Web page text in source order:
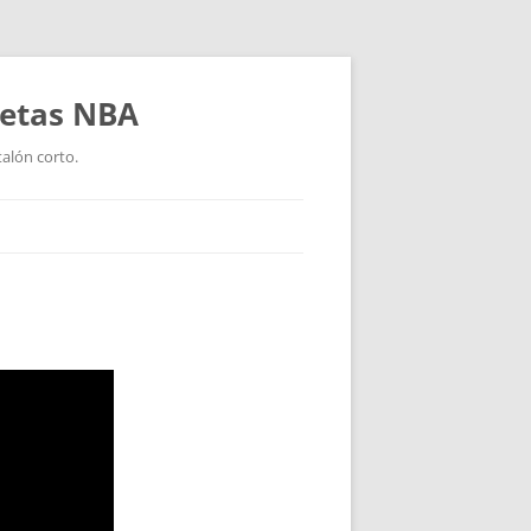
NBA
corto.